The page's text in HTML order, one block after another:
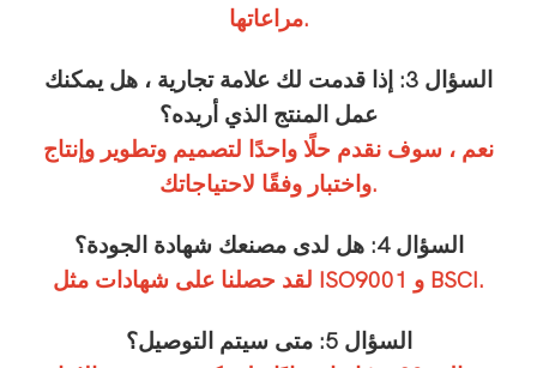
مراعاتها.
السؤال 3: إذا قدمت لك علامة تجارية ، هل يمكنك
عمل المنتج الذي أريده؟
نعم ، سوف نقدم حلًا واحدًا لتصميم وتطوير وإنتاج
واختبار وفقًا لاحتياجاتك.
السؤال 4: هل لدى مصنعك شهادة الجودة؟
لقد حصلنا على شهادات مثل ISO9001 و BSCI.
السؤال 5: متى سيتم التوصيل؟